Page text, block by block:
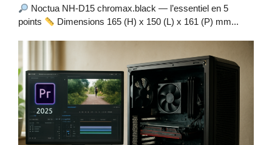
Noctua NH-D15 chromax.black — l’essentiel en 5
points
Dimensions 165 (H) x 150 (L) x 161 (P) mm...